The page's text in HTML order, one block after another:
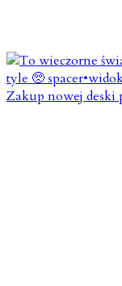
Zakup nowej deski